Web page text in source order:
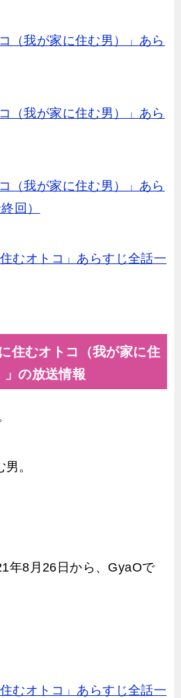
（我が家に住む男）」あら
（我が家に住む男）」あら
（我が家に住む男）」あら
回）
むオトコ」あらすじ全話一
住むオトコ（我が家に住
」の放送情報
。
年8月26日から、GyaOで
むオトコ」あらすじ全話一